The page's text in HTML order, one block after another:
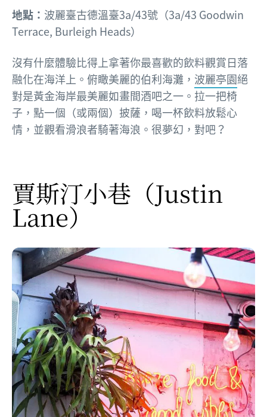
地點： 波麗臺古德溫臺3a/43號（3a/43 Goodwin
Terrace, Burleigh Heads）
沒有什麼體驗比得上拿著你最喜歡的飲料觀賞日落
融化在海洋上。俯瞰美麗的伯利海灘， 波麗亭園絕
對是黃金海岸最美麗如畫間酒吧之一。拉一把椅
子，點一個（或兩個）披薩，喝一杯飲料放鬆心
情，並觀看滑浪者騎著海浪。很夢幻，對吧？
賈斯汀小巷 （Justin
Lane）